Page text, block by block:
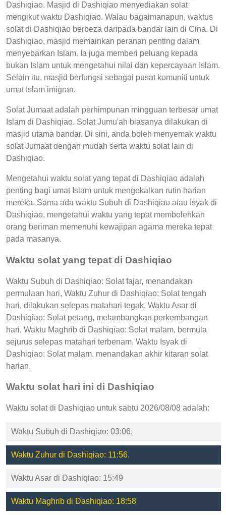
Dashiqiao. Masjid di Dashiqiao menyediakan solat
mengikut waktu Dashiqiao. Walau bagaimanapun, waktus
solat di Dashiqiao berbeza daripada bandar lain di Cina. Di
Dashiqiao, masjid memainkan peranan penting dalam
menyebarkan Islam. Ia juga memberi peluang kepada
bukan Islam untuk mengetahui nilai dan kepercayaan Islam.
Selain itu, masjid berfungsi sebagai pusat komuniti untuk
umat Islam imigran.
Solat Jumaat adalah perhimpunan mingguan terbesar umat
Islam di Dashiqiao. Solat Jumu'ah biasanya dilakukan di
masjid utama bandar. Di sini, anda boleh menyemak waktu
solat Jumaat dengan mudah serta waktu solat lain di
Dashiqiao.
Mengetahui waktu solat yang tepat di Dashiqiao adalah
penting bagi umat Islam untuk mengekalkan rutin harian
mereka. Sama ada waktu Subuh di Dashiqiao atau Isyak di
Dashiqiao, mengetahui waktu yang tepat membolehkan
orang beriman memenuhi kewajipan agama mereka tepat
pada masanya.
Waktu solat yang tepat di Dashiqiao
Waktu Subuh di Dashiqiao: Solat fajar, menandakan
permulaan hari, Waktu Zuhur di Dashiqiao: Solat tengah
hari, dilakukan selepas matahari tegak, Waktu Asar di
Dashiqiao: Solat petang, melambangkan perkembangan
hari, Waktu Maghrib di Dashiqiao: Solat malam, bermula
sejurus selepas matahari terbenam, Waktu Isyak di
Dashiqiao: Solat malam, menandakan akhir kitaran solat
harian.
Waktu solat hari ini di Dashiqiao
Waktu solat di Dashiqiao untuk sabtu 2026/08/08 adalah:
Waktu Subuh di Dashiqiao: 03:06.
Waktu Zuhur di Dashiqiao: 11:56.
Waktu Asar di Dashiqiao: 15:49
Waktu Maghrib di Dashiqiao: 18:58